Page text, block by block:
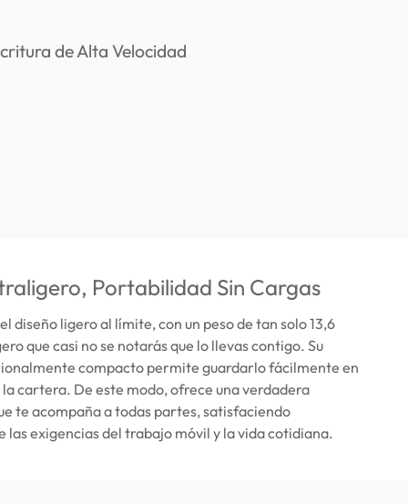
Portabilidad Sin Cargas
diseño ligero al límite, con un peso de tan solo 13,6
que casi no se notarás que lo llevas contigo. Su
compacto permite guardarlo fácilmente en
la cartera. De este modo, ofrece una verdadera
te acompaña a todas partes, satisfaciendo
exigencias del trabajo móvil y la vida cotidiana.